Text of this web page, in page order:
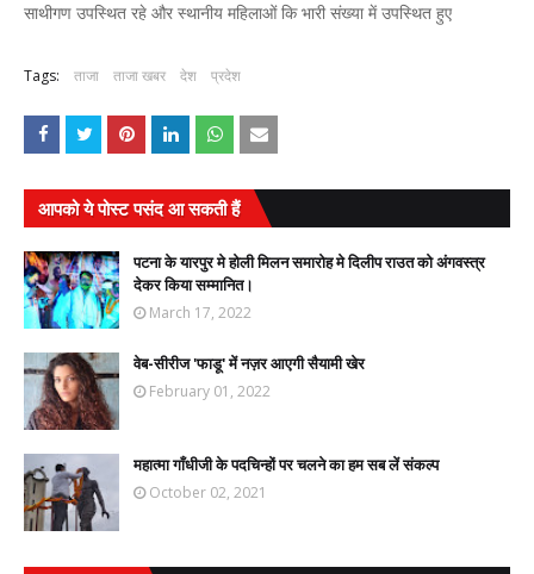
साथीगण उपस्थित रहे और स्थानीय महिलाओं कि भारी संख्या में उपस्थित हुए
Tags: ताजा ताजा खबर देश प्रदेश
आपको ये पोस्ट पसंद आ सकती हैं
पटना के यारपुर मे होली मिलन समारोह मे दिलीप राउत को अंगवस्त्र
देकर किया सम्मानित।
March 17, 2022
वेब-सीरीज 'फाडू' में नज़र आएगी सैयामी खेर
February 01, 2022
महात्मा गाँधीजी के पदचिन्हों पर चलने का हम सब लें संकल्प
October 02, 2021